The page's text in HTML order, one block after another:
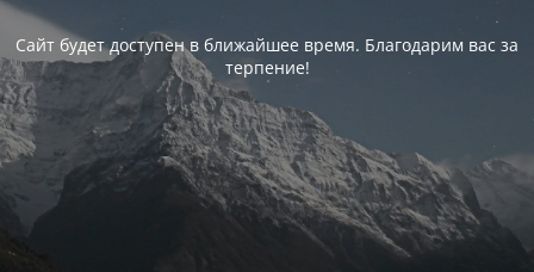
Сайт будет доступен в ближайшее время. Благодарим вас за
терпение!